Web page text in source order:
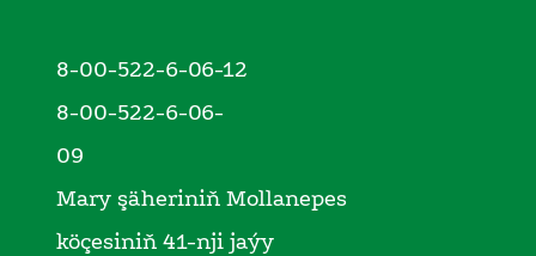
8-00-522-6-06-12
8-00-522-6-06-
09
Mary şäheriniň Mollanepes
köçesiniň 41-nji jaýy